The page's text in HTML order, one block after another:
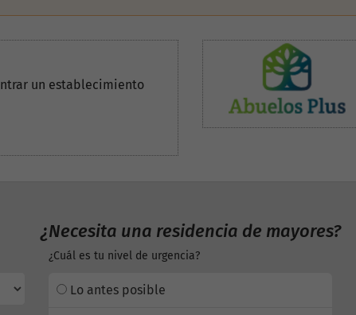
un establecimiento
¿Necesita una residencia de mayores?
¿Cuál es tu nivel de urgencia?
Lo antes posible